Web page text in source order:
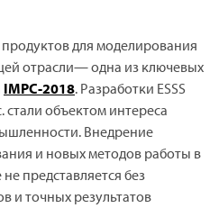
для моделирования
отрасли— одна из ключевых
IMPC-2018. Разработки ESSS
стали объектом интереса
Внедрение
и новых методов работы в
представляется без
и точных результатов